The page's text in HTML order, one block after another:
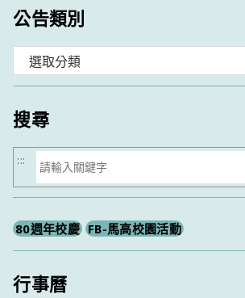
公告類別
類
搜尋
搜
尋
:::
80週年校慶 FB-馬高校園活動
行事曆